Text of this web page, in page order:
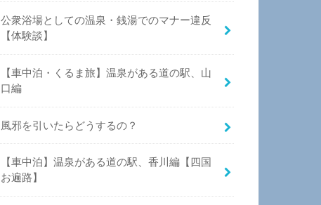
公衆浴場としての温泉・銭湯でのマナー違反
【体験談】
【車中泊・くるま旅】温泉がある道の駅、山
口編
風邪を引いたらどうするの？
【車中泊】温泉がある道の駅、香川編【四国
お遍路】